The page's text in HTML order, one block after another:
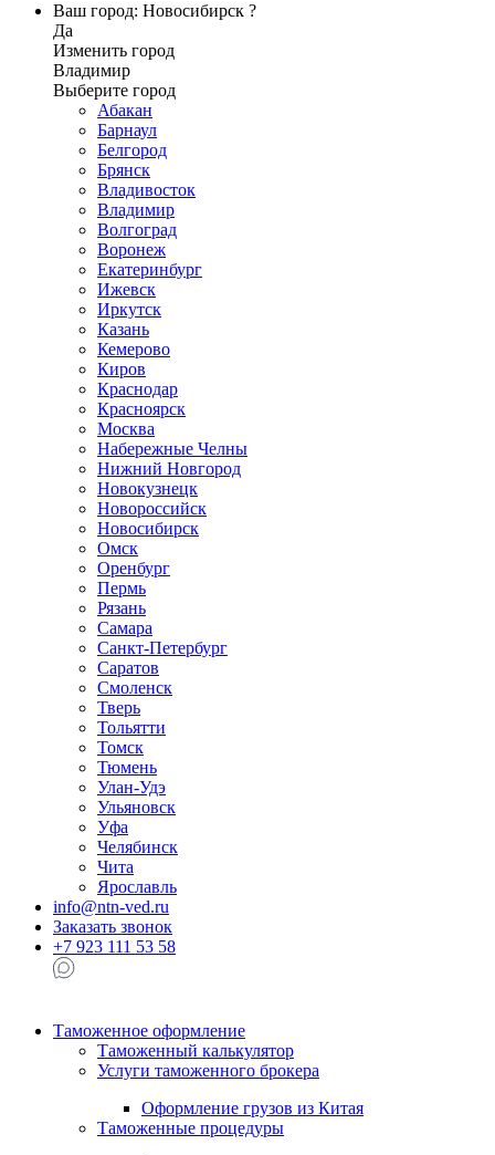
Ваш город: Новосибирск ?
Да
Изменить город
Владимир
Выберите город
Абакан
Барнаул
Белгород
Брянск
Владивосток
Владимир
Волгоград
Воронеж
Екатеринбург
Ижевск
Иркутск
Казань
Кемерово
Киров
Краснодар
Красноярск
Москва
Набережные Челны
Нижний Новгород
Новокузнецк
Новороссийск
Новосибирск
Омск
Оренбург
Пермь
Рязань
Самара
Санкт-Петербург
Саратов
Смоленск
Тверь
Тольятти
Томск
Тюмень
Улан-Удэ
Ульяновск
Уфа
Челябинск
Чита
Ярославль
info@ntn-ved.ru
Заказать звонок
+7 923 111 53 58
Таможенное оформление
Таможенный калькулятор
Услуги таможенного брокера
Оформление грузов из Китая
Таможенные процедуры